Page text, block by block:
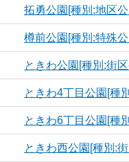
拓勇公園[種別:地区公
樽前公園[種別:特殊公
ときわ公園[種別:街
ときわ4丁目公園[種
ときわ6丁目公園[種
ときわ西公園[種別: